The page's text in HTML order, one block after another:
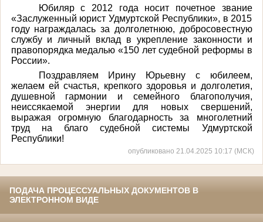
Юбиляр с 2012 года носит почетное звание
«Заслуженный юрист Удмуртской Республики», в 2015
году награждалась за долголетнюю, добросовестную
службу и личный вклад в укрепление законности и
правопорядка медалью «150 лет судебной реформы в
России».
Поздравляем Ирину Юрьевну с юбилеем,
желаем ей счастья, крепкого здоровья и долголетия,
душевной гармонии и семейного благополучия,
неиссякаемой энергии для новых свершений,
выражая огромную благодарность за многолетний
труд на благо судебной системы Удмуртской
Республики!
опубликовано 21.04.2025 10:17 (МСК)
ПОДАЧА ПРОЦЕССУАЛЬНЫХ ДОКУМЕНТОВ В
ЭЛЕКТРОННОМ ВИДЕ